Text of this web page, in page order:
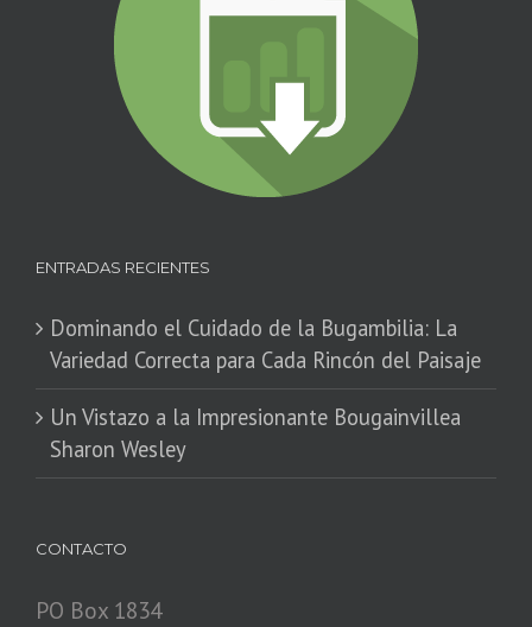
ENTRADAS RECIENTES
Dominando el Cuidado de la Bugambilia: La
Variedad Correcta para Cada Rincón del Paisaje
​Un Vistazo a la Impresionante Bougainvillea
Sharon Wesley
CONTACTO
PO Box 1834